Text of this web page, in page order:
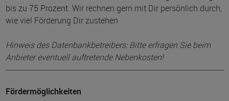
bis zu 75 Prozent. Wir rechnen gern mit Dir persönlich durch,
wie viel Förderung Dir zustehen
Hinweis des Datenbankbetreibers: Bitte erfragen Sie beim
Anbieter eventuell auftretende Nebenkosten!
Fördermöglichkeiten